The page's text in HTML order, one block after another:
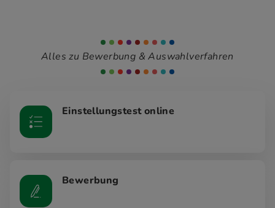
Alles zu Bewerbung & Auswahlverfahren
Einstellungstest online
Bewerbung